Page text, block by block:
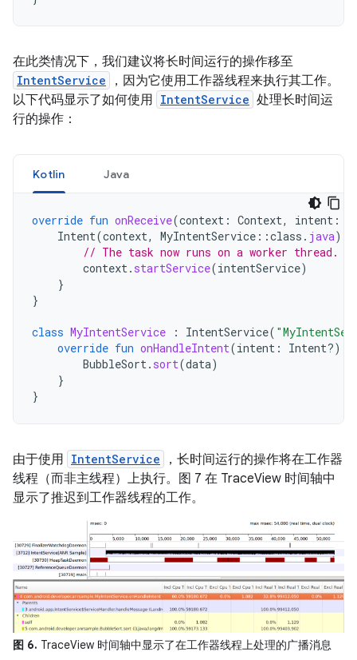
在此类情况下，我们建议将长时间运行的操作移至
IntentService
，因为它使用工作器线程来执行其工作。
以下代码显示了如何使用 IntentService 处理长时间运
行的操作：
Kotlin Java
override fun onReceive(context : Context, intent :
Intent(context, MyIntentService ::class . java).
// The task now runs on a worker thread.
context. startService(intentService)
}
}
class MyIntentService : IntentService(
override fun onHandleIntent(intent : Intent?)
BubbleSort. sort(data)
}
}
由于使用 IntentService
，长时间运行的操作将在工作器
线程（而非主线程）上执行。图 7 在 TraceView 时间轴中
显示了推迟到工作器线程的工作。
图 6. TraceView 时间轴中显示了在工作器线程上处理的广播消息